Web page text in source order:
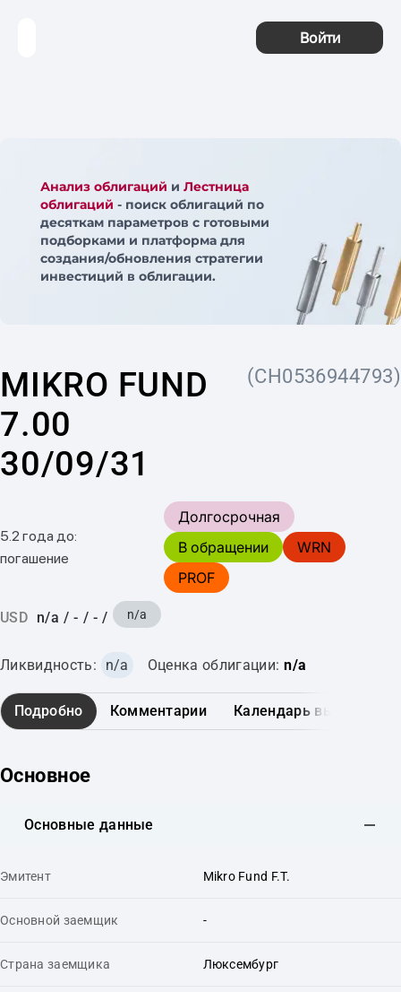
Войти
Анализ облигаций и Лестница
облигаций - поиск облигаций по
десяткам параметров с готовыми
подборками и платформа для
создания/обновления стратегии
инвестиций в облигации.
MIKRO FUND
7.00
30/09/31
(CH0536944793)
5.2 года до:
погашение
Долгосрочная
В обращении
WRN
PROF
USD n/a / - / - / n/a
Ликвидность: n/a Оценка облигации: n/a
Подробно Комментарии Календарь выплат
Основное
Основные данные
Эмитент Mikro Fund F.T.
Основной заемщик -
Страна заемщика Люксембург